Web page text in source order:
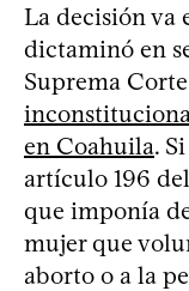
La decisión va
dictaminó en
Suprema
en Coahuila.
artículo 196
que imponía
mujer que
aborto o a la